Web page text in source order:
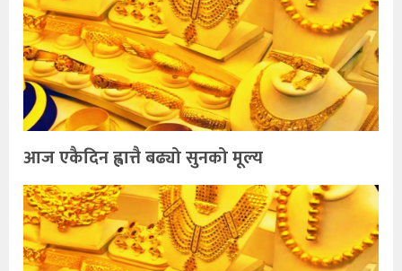
आज एकैदिन ह्वात्तै बढ्यो सुनको मूल्य